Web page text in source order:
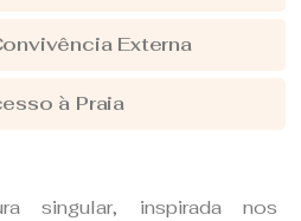
Externa
à Praia
singular, inspirada nos